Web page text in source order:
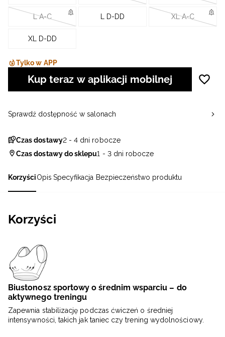
KorzyściOpis Specyfikacja Bezpieczeństwo produktu
Korzyści
Biustonosz sportowy o średnim wsparciu – do
aktywnego treningu
Zapewnia stabilizację podczas ćwiczeń o średniej
intensywności, takich jak taniec czy trening wydolnościowy.
L A-C L D-DD XL A-C
XL D-DD
Tylko w APP
Kup teraz w aplikacji mobilnej
Czas dostawy2 - 4 dni robocze
Czas dostawy do sklepu1 - 3 dni robocze
Sprawdź dostępność w salonach